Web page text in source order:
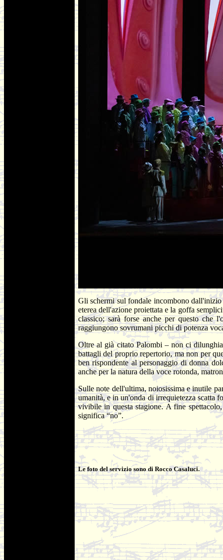
Gli schermi sul fondale incombono dall'inizio
eterea dell'azione proiettata e la goffa
classico; sarà forse anche per questo che
raggiungono sovrumani picchi di potenza
Oltre al già citato Palombi – non ci
battagli del proprio repertorio, ma non per
ben rispondente al personaggio di donna
anche per la natura della voce rotonda,
Sulle note dell'ultima, noiosissima e inutile
umanità, e in un'onda di irrequietezza scatta
vivibile in questa stagione. A fine
significa “no”.
Le foto del servizio sono di Rocco Casaluci.